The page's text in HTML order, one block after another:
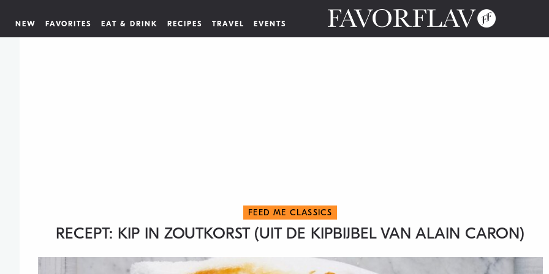
NEW FAVORITES EAT & DRINK RECIPES TRAVEL EVENTS
FEED ME CLASSICS
RECEPT: KIP IN ZOUTKORST (UIT DE KIPBIJBEL VAN ALAIN CARON)